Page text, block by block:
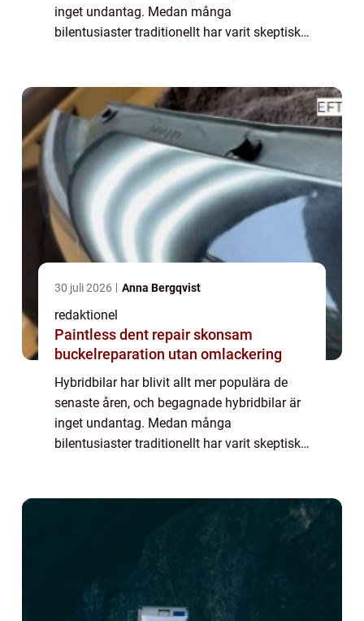
inget undantag. Medan många
bilentusiaster traditionellt har varit skeptiska
30 juli 2026 Anna Bergqvist
redaktionel
Paintless dent repair skonsam
buckelreparation utan omlackering
Hybridbilar har blivit allt mer populära de
senaste åren, och begagnade hybridbilar är
inget undantag. Medan många
bilentusiaster traditionellt har varit skeptiska